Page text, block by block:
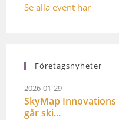
Se alla event här
Företagsnyheter
2026-01-29
SkyMap
går ski...